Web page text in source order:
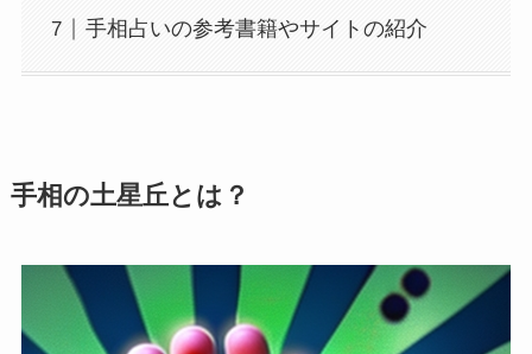
手相占いの参考書籍やサイトの紹介
手相の土星丘とは？